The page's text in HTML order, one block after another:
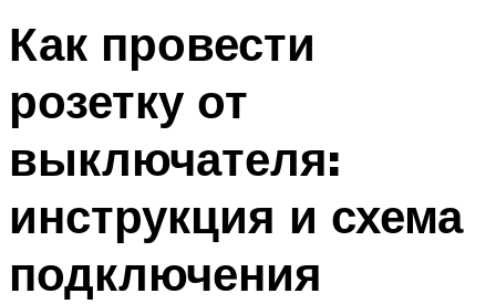
Меню
Как провести
розетку от
выключателя:
инструкция и схема
подключения